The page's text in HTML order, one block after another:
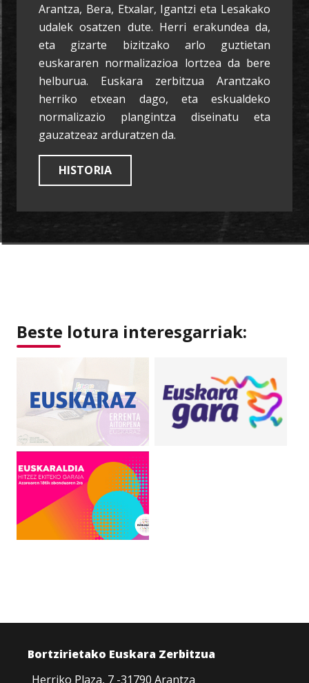
Arantza, Bera, Etxalar, Igantzi eta Lesakako
udalek osatzen dute. Herri erakundea da,
eta gizarte bizitzako arlo guztietan
euskararen normalizazioa lortzea da bere
helburua. Euskara zerbitzua Arantzako
herriko etxean dago, eta eskualdeko
normalizazio plangintza diseinatu eta
gauzatzeaz arduratzen da.
HISTORIA
Beste lotura interesgarriak:
Bortzirietako Euskara Zerbitzua
Herriko Plaza, 7 -31790 Arantza